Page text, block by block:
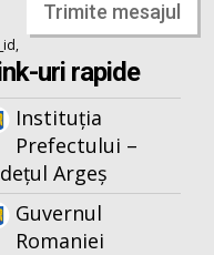
Trimite mesajul
uri rapide
Instituția
Prefectului –
Argeș
Guvernul
Romaniei